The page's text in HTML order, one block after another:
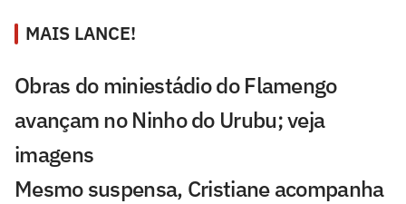
MAIS LANCE!
Obras do miniestádio do Flamengo
avançam no Ninho do Urubu; veja
imagens
Mesmo suspensa, Cristiane acompanha